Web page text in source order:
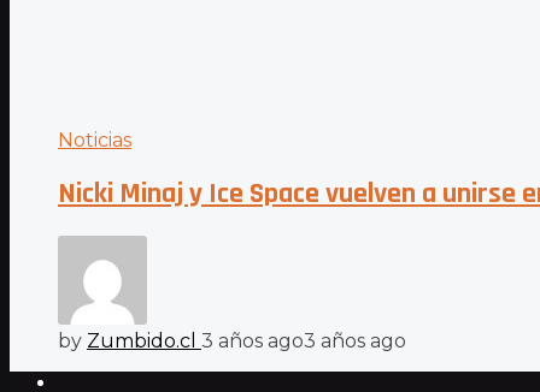
Noticias
Nicki Minaj y Ice Space vuelven a unirse
by Zumbido.cl 3 años ago3 años ago